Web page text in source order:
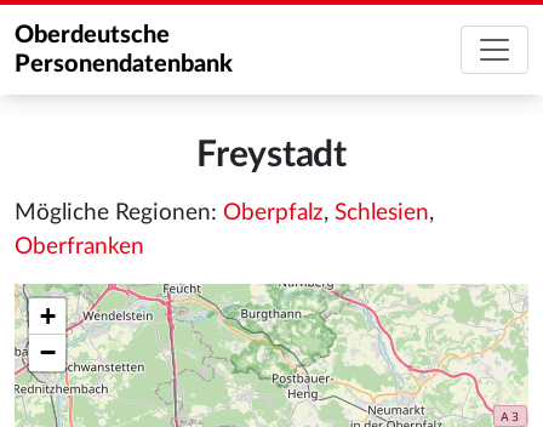
Oberdeutsche
Personendatenbank
Freystadt
Mögliche Regionen: Oberpfalz, Schlesien,
Oberfranken
+
−